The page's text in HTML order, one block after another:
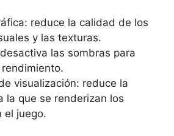
reduce la calidad de los
y las texturas.
las sombras para
visualización: reduce la
la que se renderizan los
el juego.